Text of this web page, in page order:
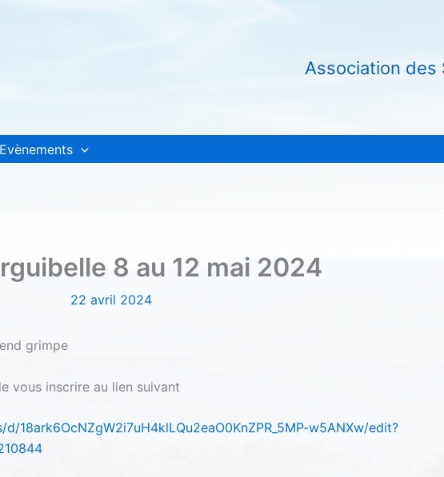
Association des
Evènements
8 au 12 mai 2024
22 avril 2024
grimpe
vous inscrire au lien suivant
18ark6OcNZgW2i7uH4klLQu2eaO0KnZPR_5MP-w5ANXw/edit?